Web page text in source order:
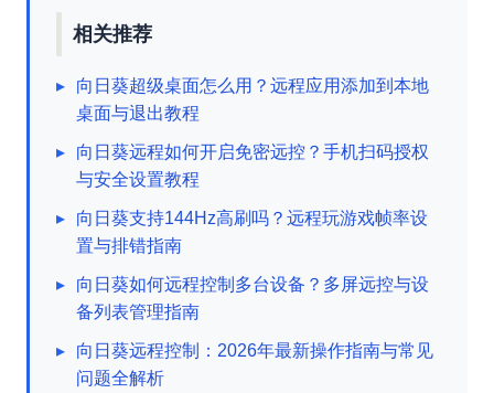
相关推荐
▸
向日葵超级桌面怎么用？远程应用添加到本地
桌面与退出教程
▸
向日葵远程如何开启免密远控？手机扫码授权
与安全设置教程
▸
向日葵支持144Hz高刷吗？远程玩游戏帧率设
置与排错指南
▸
向日葵如何远程控制多台设备？多屏远控与设
备列表管理指南
▸
向日葵远程控制：2026年最新操作指南与常见
问题全解析